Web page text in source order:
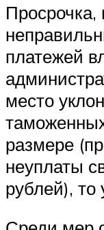
Просрочка,
платежей
место
размере
неуплаты
рублей), то